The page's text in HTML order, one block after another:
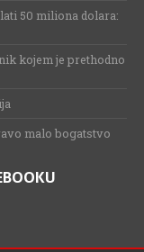
50 miliona dolara:
kojem je prethodno
malo bogatstvo